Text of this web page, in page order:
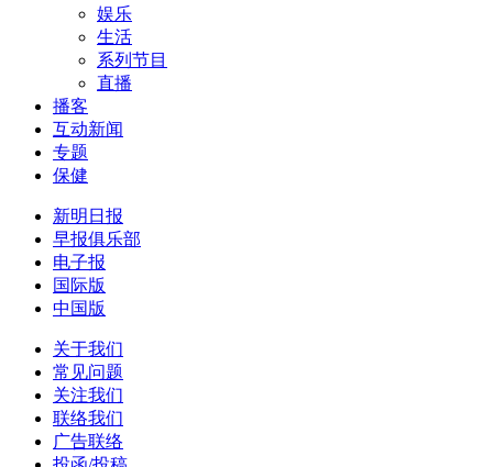
娱乐
生活
系列节目
直播
播客
互动新闻
专题
保健
新明日报
早报俱乐部
电子报
国际版
中国版
关于我们
常见问题
关注我们
联络我们
广告联络